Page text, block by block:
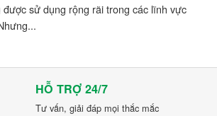
được sử dụng rộng rãi trong các lĩnh vực
HỖ TRỢ 24/7
Tư vấn, giải đáp mọi thắc mắc